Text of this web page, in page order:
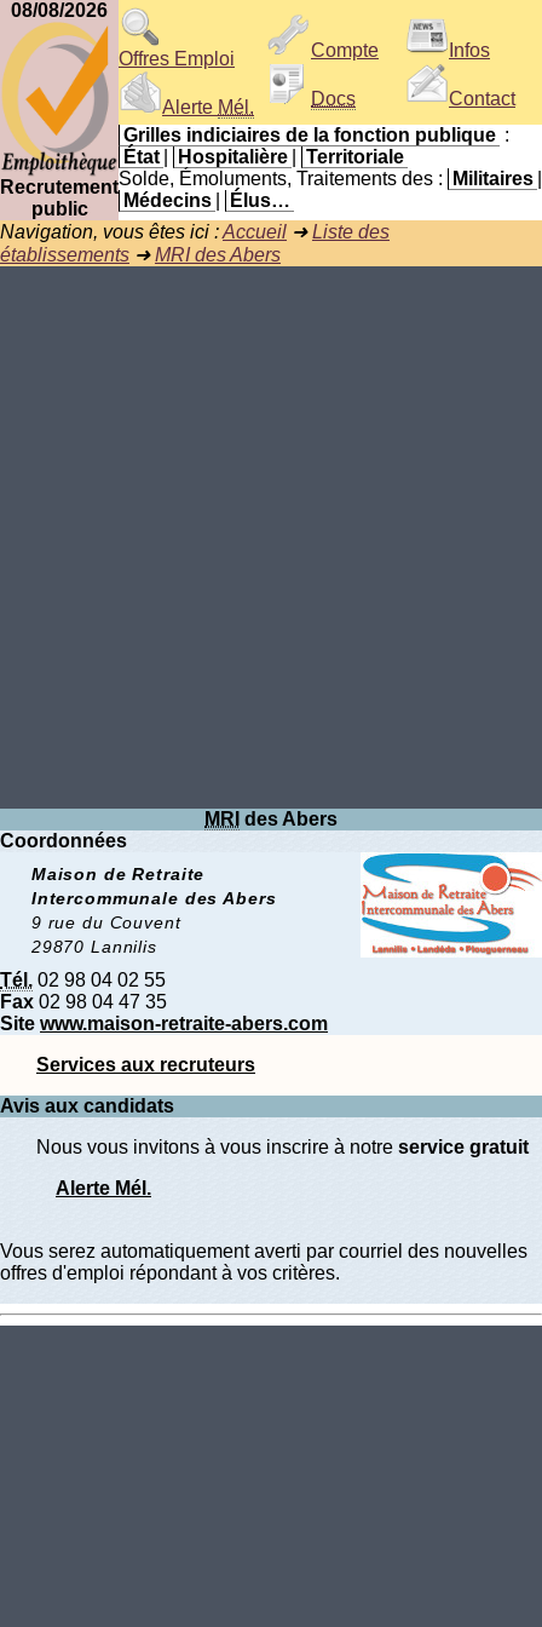
08/08/2026
Recrutement
public
Offres Emploi
Alerte Mél.
Compte
Docs
Infos
Contact
Grilles indiciaires de la fonction publique :
État
Hospitalière
Territoriale
Solde, Émoluments, Traitements des :
Militaires
Médecins
Élus…
Navigation, vous êtes ici :Accueil ➜Liste des
établissements ➜MRI des Abers
MRI des Abers
Coordonnées
Maison de Retraite
Intercommunale des Abers
9 rue du Couvent
29870 Lannilis
Tél. 02 98 04 02 55
Fax 02 98 04 47 35
Site www.maison-retraite-abers.com
Services aux recruteurs
Avis aux candidats
Nous vous invitons à vous inscrire à notre service gratuit
Alerte Mél.
Vous serez automatiquement averti par courriel des nouvelles
offres d'emploi répondant à vos critères.